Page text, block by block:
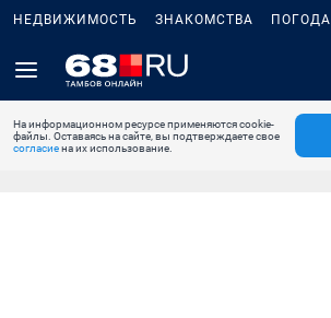
НЕДВИЖИМОСТЬ ЗНАКОМСТВА ПОГОДА
На информационном ресурсе применяются cookie-
файлы. Оставаясь на сайте, вы подтверждаете свое
согласиена их использование.